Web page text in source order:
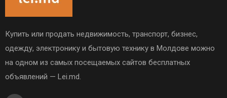
Купить или продать недвижимость, транспорт, бизнес,
одежду, электронику и бытовую технику в Молдове можно
на одном из самых посещаемых сайтов бесплатных
объявлений — Lei.md.